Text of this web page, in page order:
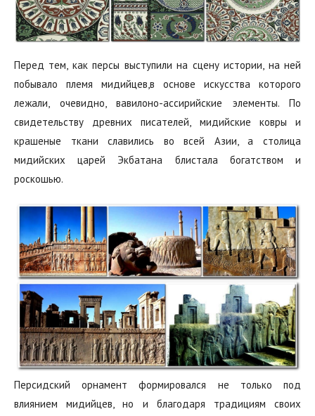
Перед тем, как персы выступили на сцену истории, на ней
побывало племя мидийцев,в основе искусства которого
лежали, очевидно, вавилоно-ассирийские элементы. По
свидетельству древних писателей, мидийские ковры и
крашеные ткани славились во всей Азии, а столица
мидийских царей Экбатана блистала богатством и
роскошью.
Персидский орнамент формировался не только под
влиянием мидийцев, но и благодаря традициям своих